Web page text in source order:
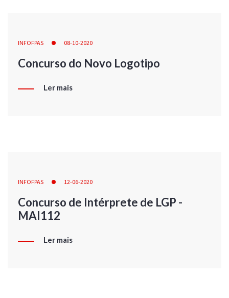
INFOFPAS 08-10-2020
Concurso do Novo Logotipo
Ler mais
INFOFPAS 12-06-2020
Concurso de Intérprete de LGP -
MAI112
Ler mais